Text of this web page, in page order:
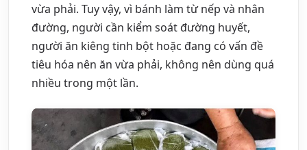
vừa phải. Tuy vậy, vì bánh làm từ nếp và nhân
đường, người cần kiểm soát đường huyết,
người ăn kiêng tinh bột hoặc đang có vấn đề
tiêu hóa nên ăn vừa phải, không nên dùng quá
nhiều trong một lần.